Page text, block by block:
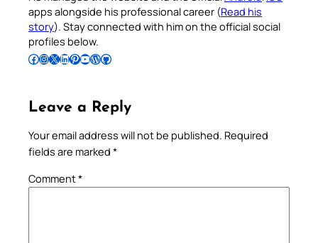
apps alongside his professional career (Read his
story). Stay connected with him on the official social
profiles below.
Follow Pradeep on Facebook Follow Pradeep on InstagramFollow Pradeep on X Follow Pradeep on LinkedIn Follow Pradeep on Pinterest Subscribe to Pradeep’s Youtube Channel Follow Pradeep on WordPress Follow Pradeep on GitHub
Leave a Reply
Your email address will not be published. Required
fields are marked *
Comment*